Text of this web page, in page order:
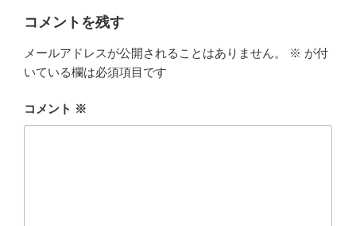
コメントを残す
メールアドレスが公開されることはありません。 ※ が付
いている欄は必須項目です
コメント ※